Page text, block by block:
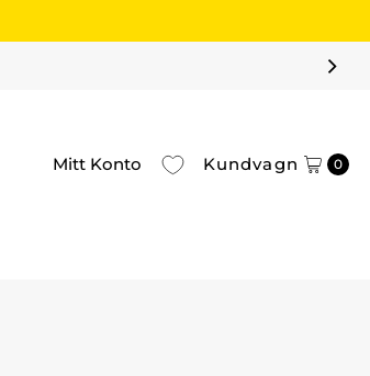
Mitt Konto Kundvagn 0